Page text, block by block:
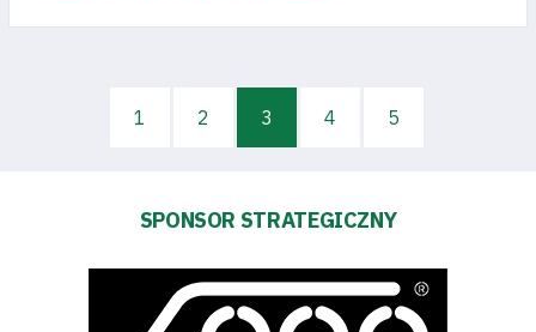
Akademia
Aktualności
Fundacja
1 2 3 4 5
SPONSOR STRATEGICZNY